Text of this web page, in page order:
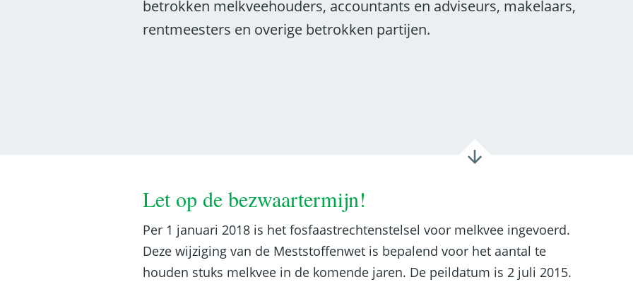
betrokken melkveehouders, accountants en adviseurs, makelaars,
rentmeesters en overige betrokken partijen.
Let op de bezwaartermijn!
Per 1 januari 2018 is het fosfaastrechtenstelsel voor melkvee ingevoerd.
Deze wijziging van de Meststoffenwet is bepalend voor het aantal te
houden stuks melkvee in de komende jaren. De peildatum is 2 juli 2015.